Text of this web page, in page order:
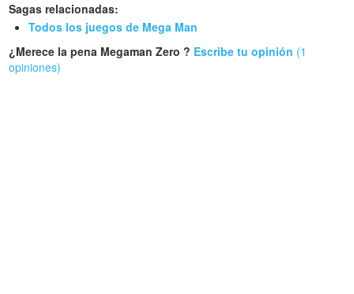
Sagas relacionadas:
Todos los juegos de Mega Man
¿Merece la pena Megaman Zero ? Escribe tu opinión (1
opiniones)